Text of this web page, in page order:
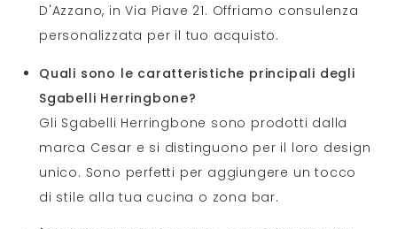
D'Azzano, in Via Piave 21. Offriamo consulenza
personalizzata per il tuo acquisto.
Quali sono le caratteristiche principali degli
Sgabelli Herringbone?
Gli Sgabelli Herringbone sono prodotti dalla
marca Cesar e si distinguono per il loro design
unico. Sono perfetti per aggiungere un tocco
di stile alla tua cucina o zona bar.